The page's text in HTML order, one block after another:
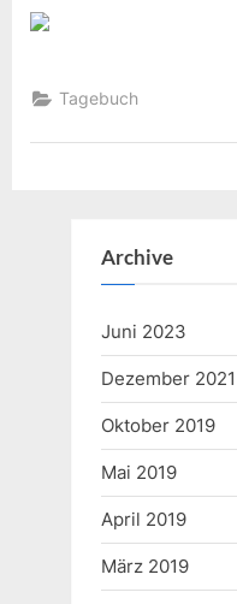
Tagebuch
Archive
Juni 2023
Dezember 2021
Oktober 2019
Mai 2019
April 2019
März 2019